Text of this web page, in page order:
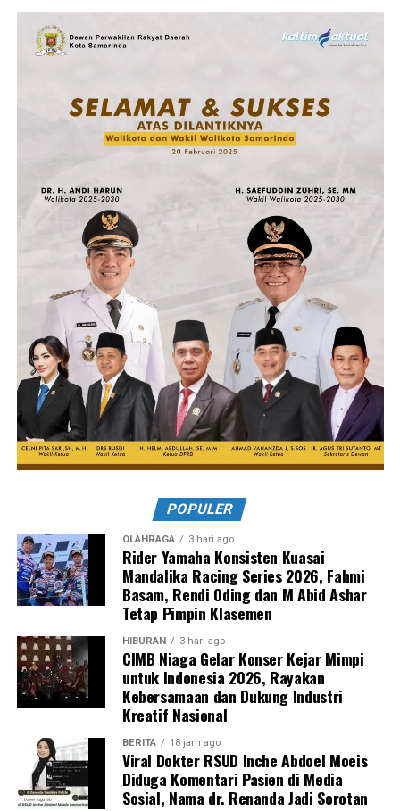
POPULER
OLAHRAGA 3 hari ago
Rider Yamaha Konsisten Kuasai
Mandalika Racing Series 2026, Fahmi
Basam, Rendi Oding dan M Abid Ashar
Tetap Pimpin Klasemen
HIBURAN 3 hari ago
CIMB Niaga Gelar Konser Kejar Mimpi
untuk Indonesia 2026, Rayakan
Kebersamaan dan Dukung Industri
Kreatif Nasional
BERITA 18 jam ago
Viral Dokter RSUD Inche Abdoel Moeis
Diduga Komentari Pasien di Media
Sosial, Nama dr. Renanda Jadi Sorotan